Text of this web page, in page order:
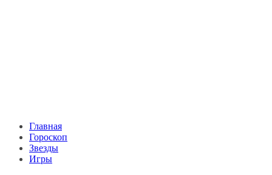
Главная
Гороскоп
Звезды
Игры